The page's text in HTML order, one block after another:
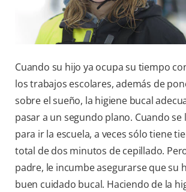
Cuando su hijo ya ocupa su tiempo
los trabajos escolares, además de
sobre el sueño, la higiene bucal
pasar a un segundo plano. Cuando
para ir la escuela, a veces sólo tiene
total de dos minutos de cepillado.
padre, le incumbe asegurarse que su
buen cuidado bucal. Haciendo de la